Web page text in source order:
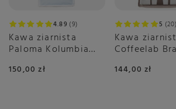
Do
Do biura
Polecana do
Espresso
Blend czy Single
Blend /
4.89 9
Kawa ziarnista
Paloma Kolumbia
Espresso 1kg
150,00 zł
5 20
Kawa
Coffeelab
1kg
144,00 zł